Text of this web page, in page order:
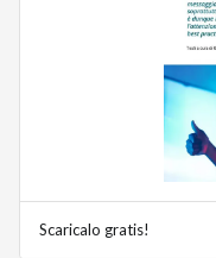
Scaricalo gratis!